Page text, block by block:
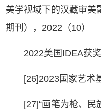
美学视域下的汉藏审美
期刊），2022（10）
2022美国IDEA获奖
[26]2023国家艺术
[27]“画笔为枪、民